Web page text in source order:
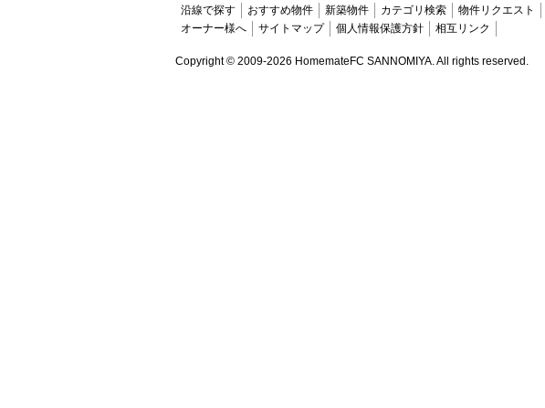
沿線で探す おすすめ物件 新築物件 カテゴリ検索 物件リクエスト
オーナー様へ
サイトマップ 個人情報保護方針 相互リンク
Copyright © 2009-2026 HomemateFC SANNOMIYA. All rights reserved.